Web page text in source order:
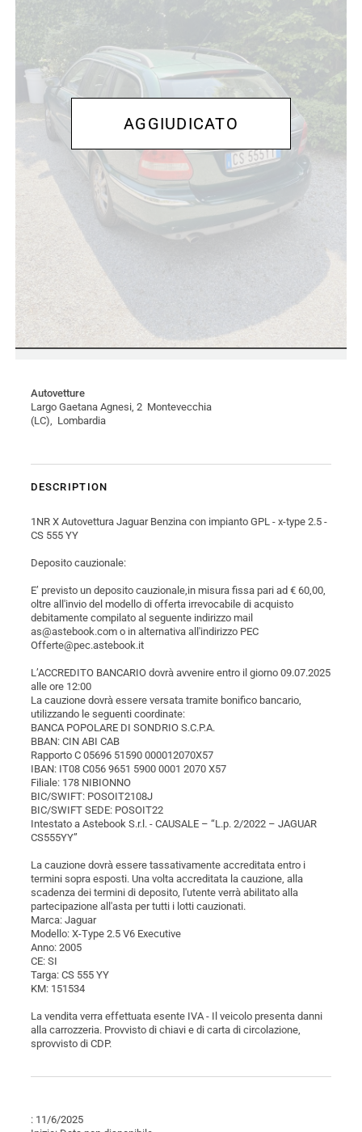
Autovetture
Largo Gaetana Agnesi, 2 Montevecchia
(LC), Lombardia
DESCRIPTION
1NR X Autovettura Jaguar Benzina con impianto GPL - x-type 2.5 -
CS 555 YY
Deposito cauzionale:
E’ previsto un deposito cauzionale,in misura fissa pari ad € 60,00,
oltre all'invio del modello di offerta irrevocabile di acquisto
debitamente compilato al seguente indirizzo mail
as@astebook.com o in alternativa all'indirizzo PEC
Offerte@pec.astebook.it
L’ACCREDITO BANCARIO dovrà avvenire entro il giorno 09.07.2025
alle ore 12:00
La cauzione dovrà essere versata tramite bonifico bancario,
utilizzando le seguenti coordinate:
BANCA POPOLARE DI SONDRIO S.C.P.A.
BBAN: CIN ABI CAB
Rapporto C 05696 51590 000012070X57
IBAN: IT08 C056 9651 5900 0001 2070 X57
Filiale: 178 NIBIONNO
BIC/SWIFT: POSOIT2108J
BIC/SWIFT SEDE: POSOIT22
Intestato a Astebook S.r.l. - CAUSALE – “L.p. 2/2022 – JAGUAR
CS555YY”
La cauzione dovrà essere tassativamente accreditata entro i
termini sopra esposti. Una volta accreditata la cauzione, alla
scadenza dei termini di deposito, l'utente verrà abilitato alla
partecipazione all'asta per tutti i lotti cauzionati.
Marca: Jaguar
Modello: X-Type 2.5 V6 Executive
Anno: 2005
CE: SI
Targa: CS 555 YY
KM: 151534
La vendita verra effettuata esente IVA - Il veicolo presenta danni
alla carrozzeria. Provvisto di chiavi e di carta di circolazione,
sprovvisto di CDP.
: 11/6/2025